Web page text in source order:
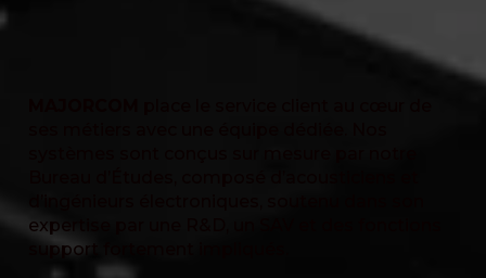
expertise par une R&D, un SAV et des fonctions
support fortement impliqués.